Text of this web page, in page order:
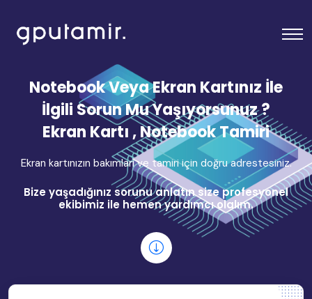
Notebook Veya Ekran Kartınız İle
İlgili Sorun Mu Yaşıyorsunuz ?
Ekran Kartı , Notebook Tamiri
Ekran kartınızın bakımları ve tamiri için doğru adrestesiniz.
Bize yaşadığınız sorunu anlatın size profesyonel
ekibimiz ile hemen yardımcı olalım.